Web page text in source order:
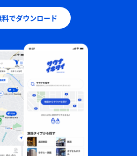
料でダウンロード